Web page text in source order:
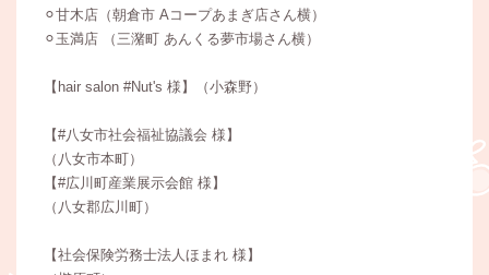
⚪︎甘木店（朝倉市 Aコープあまぎ店さん横）
⚪︎玉満店 （三潴町 あんくる夢市場さん横）
【hair salon #Nut's 様】（小森野）
【#八女市社会福祉協議会 様】
（八女市本町）
【#広川町産業展示会館 様】
（八女郡広川町）
【社会保険労務士法人ほまれ 様】